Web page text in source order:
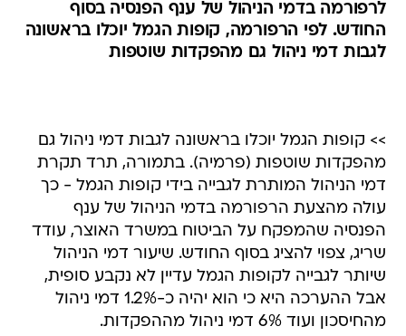
לרפורמה בדמי הניהול של ענף הפנסיה בסוף
החודש. לפי הרפורמה, קופות הגמל יוכלו בראשונה
לגבות דמי ניהול גם מהפקדות שוטפות
>> קופות הגמל יוכלו בראשונה לגבות דמי ניהול גם
מהפקדות שוטפות (פרמיה). בתמורה, תרד תקרת
דמי הניהול המותרת לגבייה בידי קופות הגמל - כך
עולה מהצעת הרפורמה בדמי הניהול של ענף
הפנסיה שהמפקח על הביטוח במשרד האוצר, עודד
שריג, צפוי להציג בסוף החודש. שיעור דמי הניהול
שיותר לגבייה לקופות הגמל עדיין לא נקבע סופית,
אבל ההערכה היא כי הוא יהיה כ-1.2% דמי ניהול
מהחיסכון ועוד 6% דמי ניהול מההפקדות.